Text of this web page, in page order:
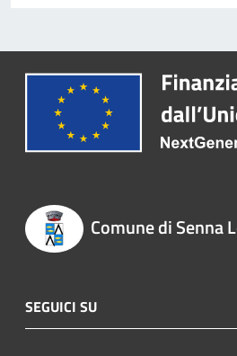
Comune di Senna
SEGUICI SU